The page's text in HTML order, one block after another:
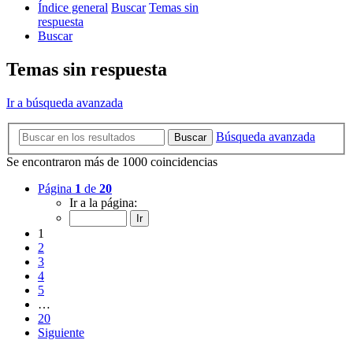
Índice general Buscar Temas sin
respuesta
Buscar
Temas sin respuesta
Ir a búsqueda avanzada
Buscar
Búsqueda avanzada
Se encontraron más de 1000 coincidencias
Página 1 de 20
Ir a la página:
1
2
3
4
5
…
20
Siguiente